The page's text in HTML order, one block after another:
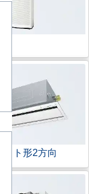
ット形2方向